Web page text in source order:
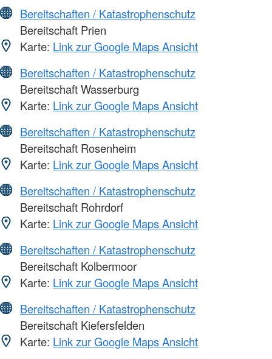
Bereitschaften / Katastrophenschutz
Bereitschaft Prien
Karte: Link zur Google Maps Ansicht
Bereitschaften / Katastrophenschutz
Bereitschaft Wasserburg
Karte: Link zur Google Maps Ansicht
Bereitschaften / Katastrophenschutz
Bereitschaft Rosenheim
Karte: Link zur Google Maps Ansicht
Bereitschaften / Katastrophenschutz
Bereitschaft Rohrdorf
Karte: Link zur Google Maps Ansicht
Bereitschaften / Katastrophenschutz
Bereitschaft Kolbermoor
Karte: Link zur Google Maps Ansicht
Bereitschaften / Katastrophenschutz
Bereitschaft Kiefersfelden
Karte: Link zur Google Maps Ansicht